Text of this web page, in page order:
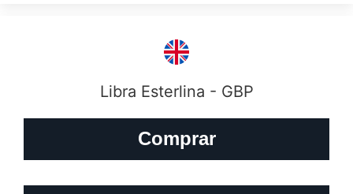
Libra Esterlina - GBP
Comprar